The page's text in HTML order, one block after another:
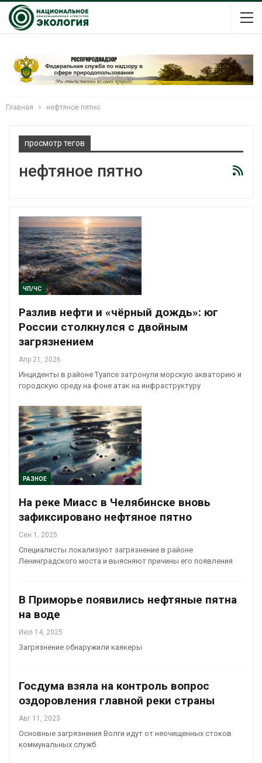
Главная нефтяное пятно
просмотр тегов
нефтяное пятно
ЧП/ЧС
Разлив нефти и «чёрный дождь»: юг
России столкнулся с двойным
загрязнением
Апр 21, 2026
Инциденты в районе Туапсе затронули морскую акваторию и
городскую среду на фоне атак на инфраструктуру
РАЗНОЕ
На реке Миасс в Челябинске вновь
зафиксировано нефтяное пятно
Сен 1, 2025
Специалисты локализуют загрязнение в районе
Ленинградского моста и выясняют причины его появления
В Приморье появились нефтяные пятна
на воде
Июл 14, 2025
Загрязнение обнаружили каякеры
Госдума взяла на контроль вопрос
оздоровления главной реки страны
Авг 11, 2023
Основные загрязнения Волги идут от неочищенных стоков
коммунальных служб